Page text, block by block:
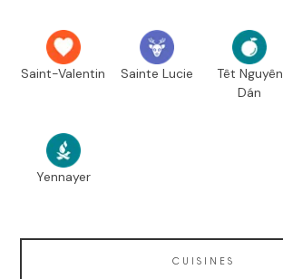
Saint-Valentin Sainte Lucie
Têt Nguyên
Dán
Yennayer
CUISINES